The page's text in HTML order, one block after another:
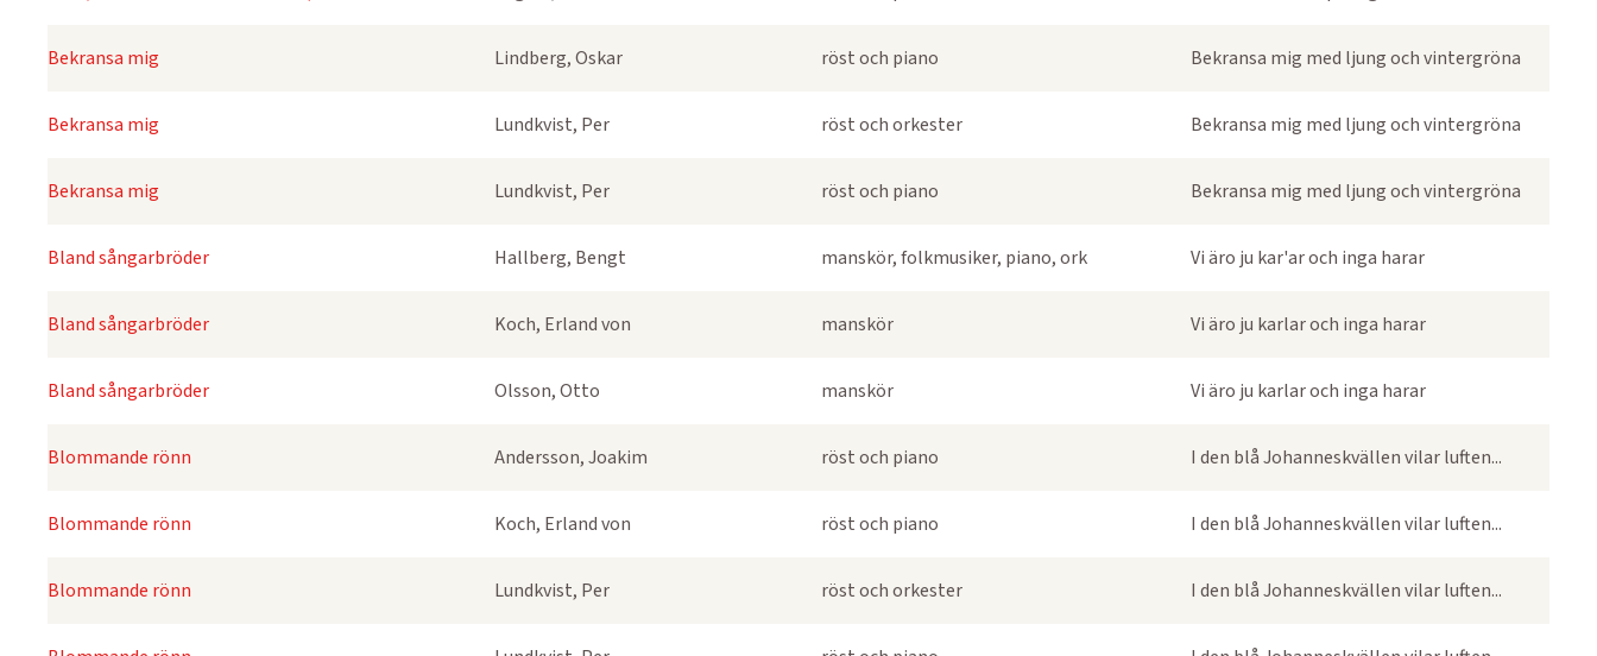
Bekransa mig Lindberg, Oskar röst och piano Bekransa mig med ljung och vintergröna
Bekransa mig Lundkvist, Per röst och orkester Bekransa mig med ljung och vintergröna
Bekransa mig Lundkvist, Per röst och piano Bekransa mig med ljung och vintergröna
Bland sångarbröder Hallberg, Bengt manskör, folkmusiker, piano, ork Vi äro ju kar'ar och inga harar
Bland sångarbröder Koch, Erland von manskör Vi äro ju karlar och inga harar
Bland sångarbröder Olsson, Otto manskör Vi äro ju karlar och inga harar
Blommande rönn Andersson, Joakim röst och piano I den blå Johanneskvällen vilar luften...
Blommande rönn Koch, Erland von röst och piano I den blå Johanneskvällen vilar luften...
Blommande rönn Lundkvist, Per röst och orkester I den blå Johanneskvällen vilar luften...